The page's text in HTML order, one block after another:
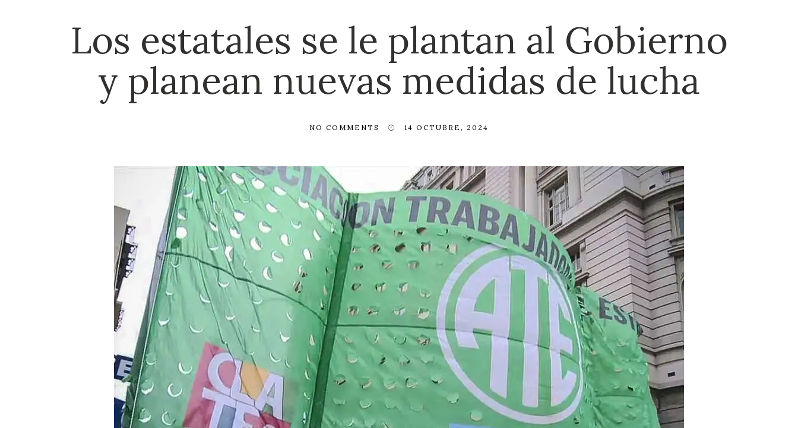
Los estatales se le plantan al Gobierno
y planean nuevas medidas de lucha
NO COMMENTS 14 OCTUBRE, 2024